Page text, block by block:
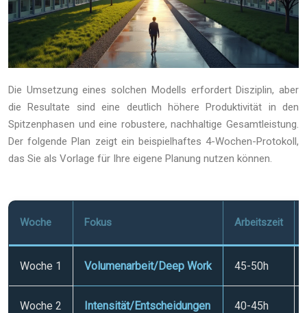
Die Umsetzung eines solchen Modells erfordert Disziplin, aber
die Resultate sind eine deutlich höhere Produktivität in den
Spitzenphasen und eine robustere, nachhaltige Gesamtleistung.
Der folgende Plan zeigt ein beispielhaftes 4-Wochen-Protokoll,
das Sie als Vorlage für Ihre eigene Planung nutzen können.
Woche Fokus Arbeitszeit
Woche 1 Volumenarbeit/Deep Work 45-50h
Woche 2 Intensität/Entscheidungen 40-45h